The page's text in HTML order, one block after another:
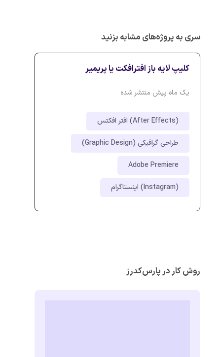
سری به پروژه‌های مشابه بزنید
کلیپ لایه باز افترافکت یا پریمیر
یک ماه پیش منتشر شده
افتر افکتس (After Effects)
طراحی گرافیکی (Graphic Design)
Adobe Premiere
اینستاگرام (Instagram)
روش کار در پارس‌کدرز